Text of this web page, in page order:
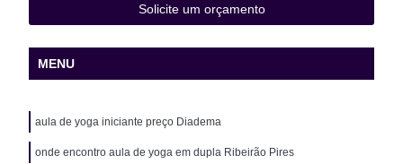
Solicite um orçamento
MENU
aula de yoga iniciante preço Diadema
onde encontro aula de yoga em dupla Ribeirão Pires